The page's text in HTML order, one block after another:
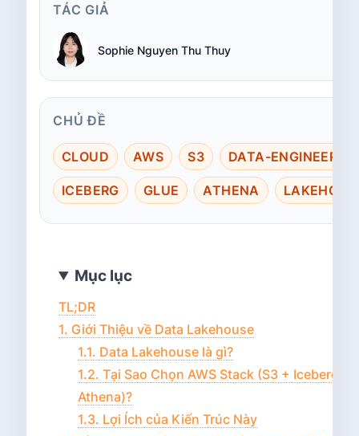
TÁC GIẢ
Sophie Nguyen Thu Thuy
CHỦ ĐỀ
CLOUD AWS S3 DATA-
ICEBERG GLUE ATHENA
Mục lục
TL;DR
1. Giới Thiệu về Data Lakehouse
1.1. Data Lakehouse là gì?
1.2. Tại Sao Chọn AWS Stack (S3 + Iceberg +
Athena)?
1.3. Lợi Ích của Kiến Trúc Này